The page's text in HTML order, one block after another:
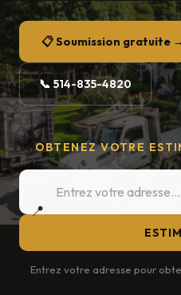
📋 Soumission gratuite →
📞 514-835-4820
OBTENEZ VOTRE
📍
Entrez votre adresse pour